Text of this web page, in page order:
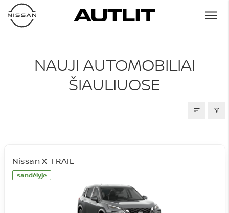
NAUJI AUTOMOBILIAI
NAUJI AUTOMOBILIAI
ŠIAULIUOSE
sandėlyje
Nissan X-TRAIL